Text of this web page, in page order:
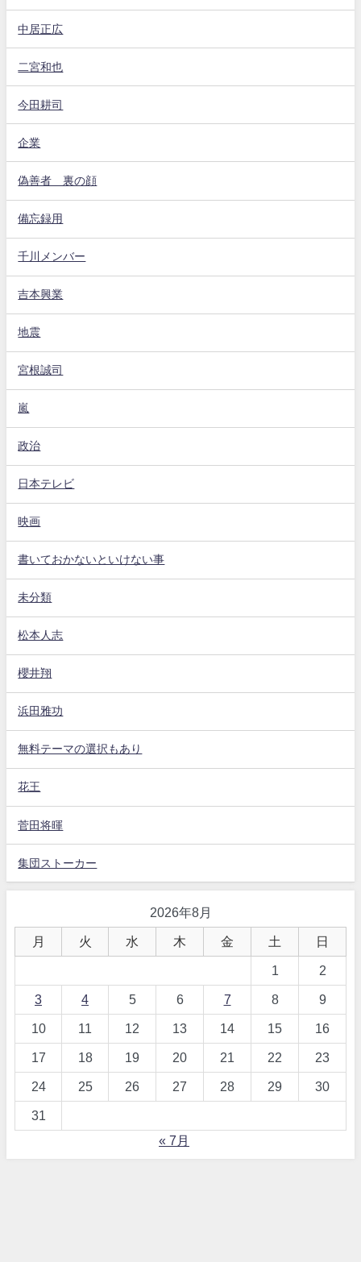
中居正広
二宮和也
今田耕司
企業
偽善者 裏の顔
備忘録用
千川メンバー
吉本興業
地震
宮根誠司
嵐
政治
日本テレビ
映画
書いておかないといけない事
未分類
松本人志
櫻井翔
浜田雅功
無料テーマの選択もあり
花王
菅田将暉
集団ストーカー
2026年8月
月 火 水 木 金 土 日
1 2
3 4 5 6 7 8 9
10 11 12 13 14 15 16
17 18 19 20 21 22 23
24 25 26 27 28 29 30
31
« 7月